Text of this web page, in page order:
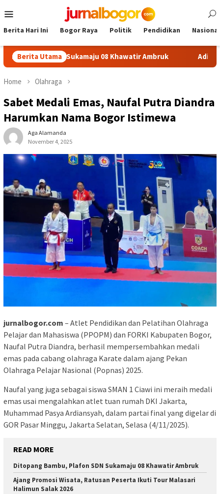
to
Menu
Berita Hari Ini Bogor Raya Politik Pendidikan Nasional
Berita Utama
SDN Sukamaju 08 Khawatir Ambruk Adira Expo
Home Olahraga
Sabet Medali Emas, Naufal Putra Diandra
Harumkan Nama Bogor Istimewa
Aga Alamanda
November 4, 2025
jurnalbogor.com – Atlet Pendidikan dan Pelatihan Olahraga
Pelajar dan Mahasiswa (PPOPM) dan FORKI Kabupaten Bogor,
Naufal Putra Diandra, berhasil mempersembahkan medali
emas pada cabang olahraga Karate dalam ajang Pekan
Olahraga Pelajar Nasional (Popnas) 2025.
Naufal yang juga sebagai siswa SMAN 1 Ciawi ini meraih medali
emas usai mengalahkan atlet tuan rumah DKI Jakarta,
Muhammad Pasya Ardiansyah, dalam partai final yang digelar di
GOR Pasar Minggu, Jakarta Selatan, Selasa (4/11/2025).
READ MORE
Ditopang Bambu, Plafon SDN Sukamaju 08 Khawatir Ambruk
Ajang Promosi Wisata, Ratusan Peserta Ikuti Tour Malasari
Halimun Salak 2026